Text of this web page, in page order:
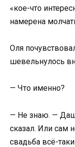
«кое-что
намерена
Оля
шевельнулось
— Что именно?
— Не знаю. —
сказал. Или сам
свадьба всё-таки